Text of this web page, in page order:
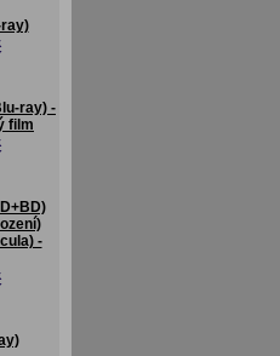
ray) -
film
-